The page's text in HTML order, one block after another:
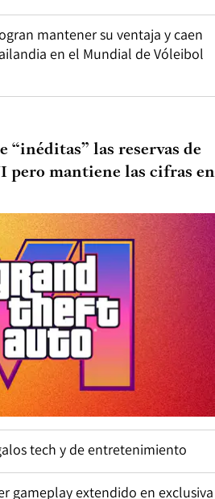
mantener su ventaja y caen
en el Mundial de Vóleibol
“inéditas” las reservas de
pero mantiene las cifras en
tech y de entretenimiento
gameplay extendido en exclusiva